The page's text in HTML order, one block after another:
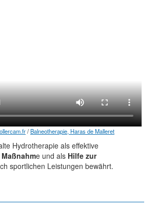
/Balneotherapie, Haras de Malleret
Hydrotherapie als effektive
e und als Hilfe zur
sportlichen Leistungen bewährt.